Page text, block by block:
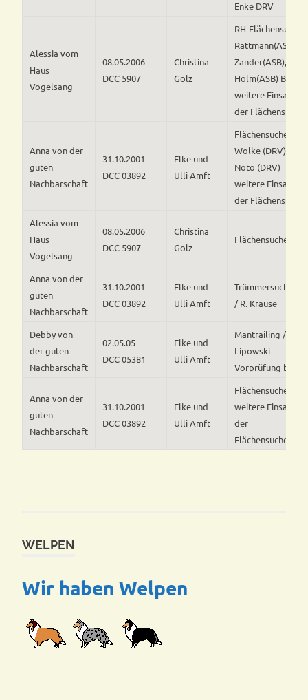
Enke DRV
Alessia vom
Haus
Vogelsang
08.05.2006
DCC 5907
Christina
Golz
RH-Flächensuche
Rattmann(ASB), L.
Zander(ASB), Ch.
Holm(ASB)
weitere
der
Anna von der
guten
Nachbarschaft
31.10.2001
DCC 03892
Elke und
Ulli Amft
Flächensuche /
Wolke (DRV) und
Noto (DRV)
weitere
der
Alessia vom
Haus
Vogelsang
08.05.2006
DCC 5907
Christina
Golz
Flächensuche / C.
Anna von der
guten
Nachbarschaft
31.10.2001
DCC 03892
Elke und
Ulli Amft
/ R. Krause
Debby von
der guten
Nachbarschaft
02.05.05
DCC 05381
Elke und
Ulli Amft
Mantrailing /
Lipowski
Vorprüfung
Anna von der
guten
Nachbarschaft
31.10.2001
DCC 03892
Elke und
Ulli Amft
Flächensuche /
weitere
der
Flächensuche
WELPEN
Wir haben Welpen